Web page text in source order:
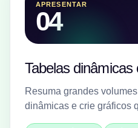
APRESENTAR
04
Tabelas dinâmicas
Resuma grandes
dinâmicas e crie gráficos